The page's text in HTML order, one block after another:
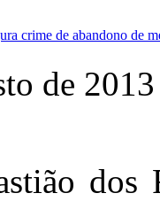
crime de abandono de
de
dos